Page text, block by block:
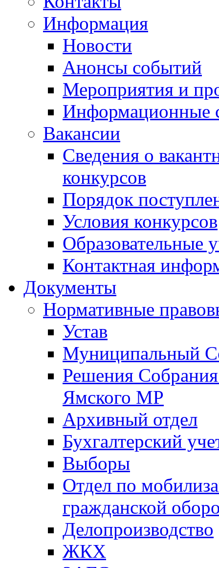
Информация
Новости
Анонсы событий
Мероприятия и
Информационные
Вакансии
Сведения о
конкурсов
Порядок
Условия конкурсов
Образовательные
Контактная
Документы
Нормативные
Устав
Муниципальный
Решения
Ямского МР
Архивный отдел
Бухгалтерский
Выборы
Отдел по
гражданской
Делопроизводство
ЖКХ